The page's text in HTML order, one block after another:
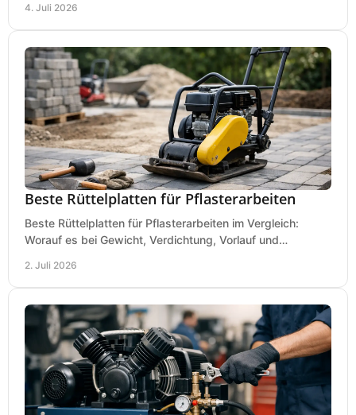
4. Juli 2026
Beste Rüttelplatten für Pflasterarbeiten
Beste Rüttelplatten für Pflasterarbeiten im Vergleich:
Worauf es bei Gewicht, Verdichtung, Vorlauf und
2. Juli 2026